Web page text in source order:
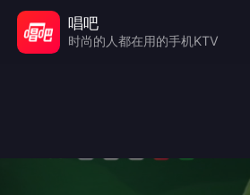
唱吧
时尚的人都在用的手机KTV